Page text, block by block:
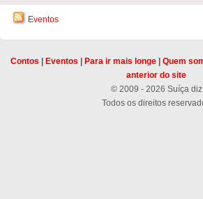
Eventos
Contos Eventos Para ir mais longe| Quem
anterior do site
© 2009 - 2026 Suíça diz
Todos os direitos